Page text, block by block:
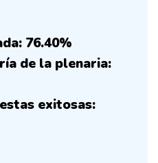
76.40%
de la plenaria:
exitosas: